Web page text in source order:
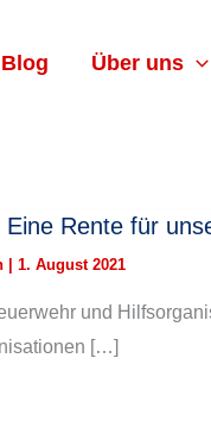
Blog Über uns
Rente für
1. August 2021
und
[…]